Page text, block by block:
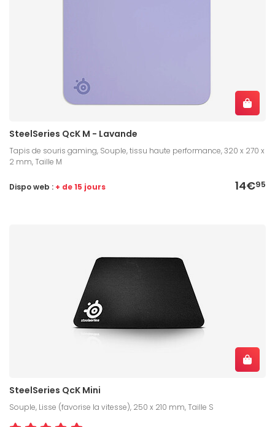
SteelSeries QcK M - Lavande
Tapis de souris gaming, Souple, tissu haute performance, 320 x 270 x
2 mm, Taille M
14€95
Dispo web : + de 15 jours
SteelSeries QcK Mini
Souple, Lisse (favorise la vitesse), 250 x 210 mm, Taille S